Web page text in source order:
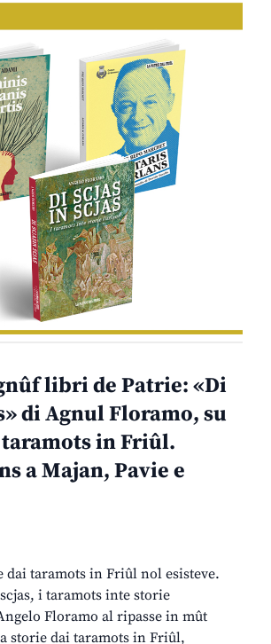
libri de Patrie: «Di
di Agnul Floramo, su
in Friûl.
a Majan, Pavie e
taramots in Friûl nol esisteve.
i taramots inte storie
Floramo al ripasse in mût
storie dai taramots in Friûl,